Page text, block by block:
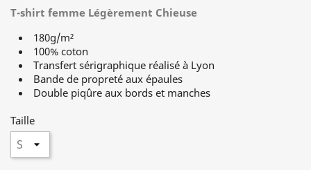
T-shirt femme Légèrement Chieuse
180g/m²
100% coton
Transfert sérigraphique réalisé à Lyon
Bande de propreté aux épaules
Double piqûre aux bords et manches
Taille